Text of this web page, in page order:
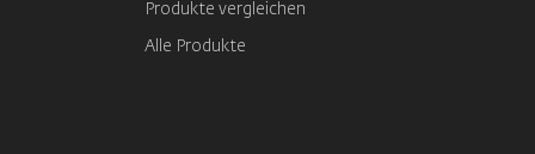
Produkte vergleichen
Alle Produkte